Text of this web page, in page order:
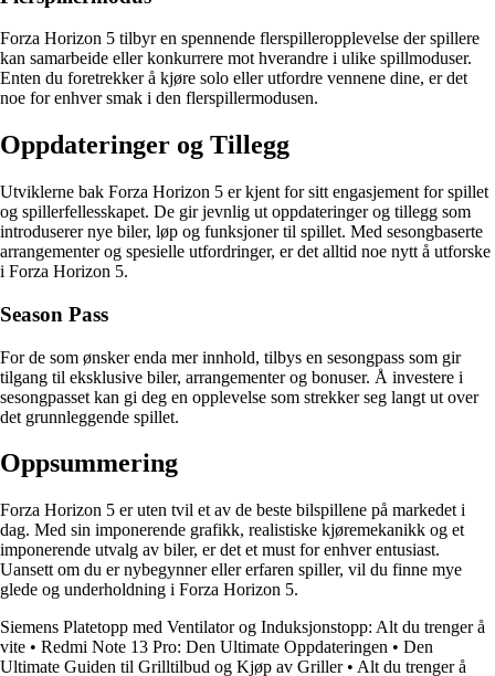
Forza Horizon 5 tilbyr en spennende flerspilleropplevelse der spillere
kan samarbeide eller konkurrere mot hverandre i ulike spillmoduser.
Enten du foretrekker å kjøre solo eller utfordre vennene dine, er det
noe for enhver smak i den flerspillermodusen.
Oppdateringer og Tillegg
Utviklerne bak Forza Horizon 5 er kjent for sitt engasjement for spillet
og spillerfellesskapet. De gir jevnlig ut oppdateringer og tillegg som
introduserer nye biler, løp og funksjoner til spillet. Med sesongbaserte
arrangementer og spesielle utfordringer, er det alltid noe nytt å utforske
i Forza Horizon 5.
Season Pass
For de som ønsker enda mer innhold, tilbys en sesongpass som gir
tilgang til eksklusive biler, arrangementer og bonuser. Å investere i
sesongpasset kan gi deg en opplevelse som strekker seg langt ut over
det grunnleggende spillet.
Oppsummering
Forza Horizon 5 er uten tvil et av de beste bilspillene på markedet i
dag. Med sin imponerende grafikk, realistiske kjøremekanikk og et
imponerende utvalg av biler, er det et must for enhver entusiast.
Uansett om du er nybegynner eller erfaren spiller, vil du finne mye
glede og underholdning i Forza Horizon 5.
Siemens Platetopp med Ventilator og Induksjonstopp: Alt du trenger å
vite • Redmi Note 13 Pro: Den Ultimate Oppdateringen • Den
Ultimate Guiden til Grilltilbud og Kjøp av Griller• Alt du trenger å